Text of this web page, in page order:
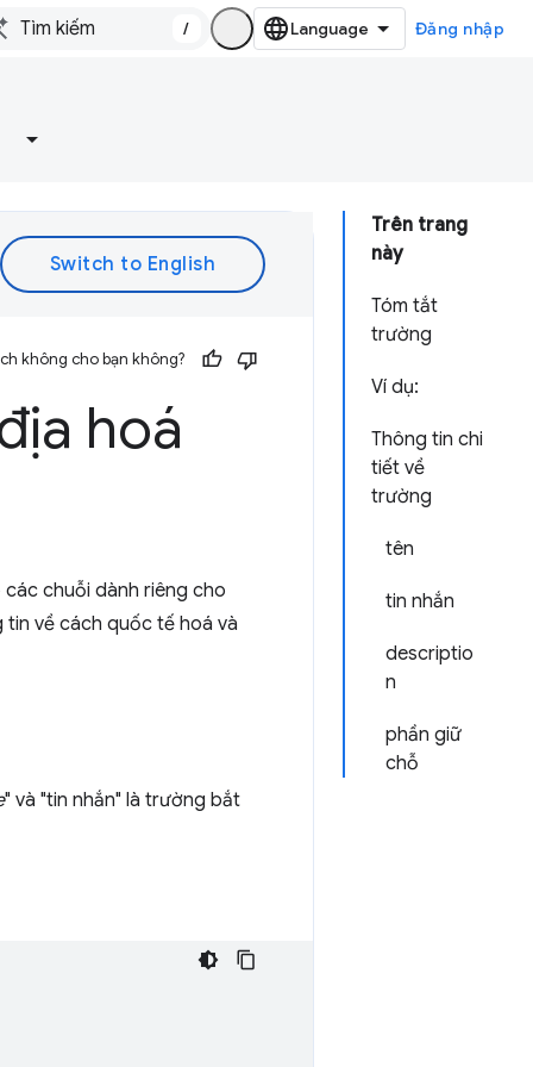
/ Đăng nhập
Trên trang
này
Tóm tắt
trường
Ví dụ:
Thông tin chi
tiết về
trường
tên
tin nhắn
descriptio
n
phần giữ
chỗ
không cho bạn không?
hoá
chuỗi dành riêng cho
về cách quốc tế hoá và
" và "tin nhắn" là trường bắt